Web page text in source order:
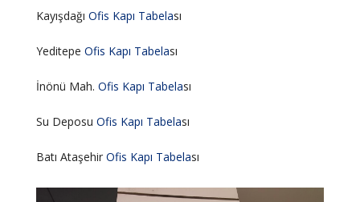
Kayışdağı Ofis Kapı Tabelası
Yeditepe Ofis Kapı Tabelası
İnönü Mah. Ofis Kapı Tabelası
Su Deposu Ofis Kapı Tabelası
Batı Ataşehir Ofis Kapı Tabelası